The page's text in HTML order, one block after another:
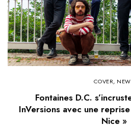
COVER,
Fontaines D.C.
InVersions avec une
Nice »